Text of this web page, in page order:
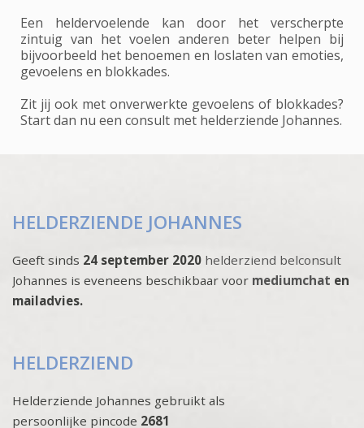
Een heldervoelende kan door het verscherpte
zintuig van het voelen anderen beter helpen bij
bijvoorbeeld het benoemen en loslaten van emoties,
gevoelens en blokkades.
Zit jij ook met onverwerkte gevoelens of blokkades?
Start dan nu een consult met helderziende Johannes.
HELDERZIENDE JOHANNES
Geeft sinds 24 september 2020 helderziend belconsult
Johannes is eveneens beschikbaar voor mediumchat en
mailadvies.
HELDERZIEND
Helderziende Johannes gebruikt als
persoonlijke pincode 2681